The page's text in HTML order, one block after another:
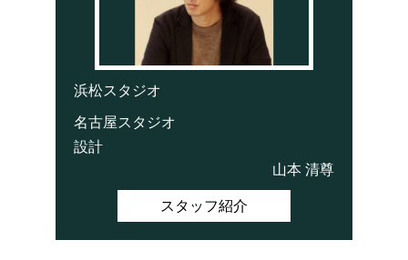
浜松スタジオ
名古屋スタジオ
設計
山本 清尊
スタッフ紹介